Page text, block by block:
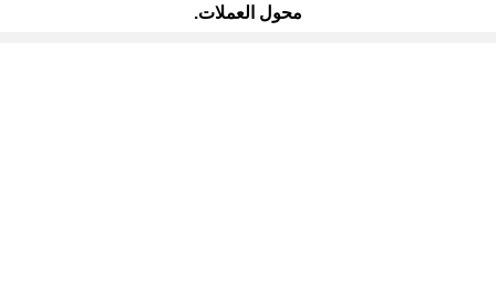
محول العملات.